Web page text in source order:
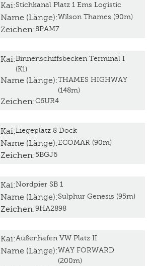
Kai:Stichkanal Platz 1 Ems Logistic
Name (Länge):Wilson Thames (90m)
Zeichen:8PAM7
Kai:Binnenschiffsbecken Terminal I
(K1)
Name (Länge):THAMES HIGHWAY
(148m)
Zeichen:C6UR4
Kai:Liegeplatz 8 Dock
Name (Länge):ECOMAR (90m)
Zeichen:5BGJ6
Kai:Nordpier SB 1
Name (Länge):Sulphur Genesis (95m)
Zeichen:9HA2898
Kai:Außenhafen VW Platz II
Name (Länge):WAY FORWARD
(200m)